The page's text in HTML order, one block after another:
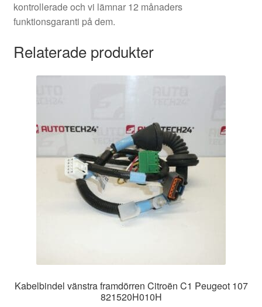
kontrollerade och vi lämnar 12 månaders
funktionsgaranti på dem.
Relaterade produkter
Kabelbindel vänstra framdörren Citroën C1 Peugeot 107
821520H010H